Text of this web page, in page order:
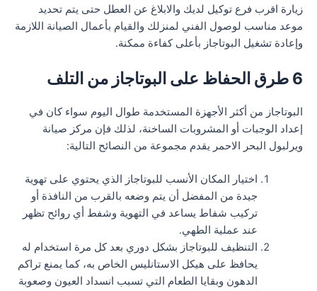
زيارة اقرب فرع توكيل لديك والابلاغ عن العطل حتى يتم تحديد
موعد مناسب لوصول الفني لمنزلك والقيام بأعمال الصيانة اللازمة
وإعادة تشغيل البوتاجاز بأعلى كفاءة ممكنة.
6 طرق الحفاظ على البوتاجاز من التلف
البوتاجاز من أكثر الأجهزة المستخدمة طوال اليوم سواء كان في
إعداد الوجبات أو المشروبات الساخنة، لذلك فإن مركز صيانة
ويرلبول البحر الاحمر يقدم مجموعة من النصائح التالية:
اختيار المكان الأنسب للبوتاجاز الذي يحتوي على تهوية
جيدة من المفضل أن يتم وضعه بالقرب من النافذة أو
تركيب شفاط يساعد في التهوية وشفط أي روائح تظهر
عند عملية الطهي.
التنظيف للبوتاجاز بشكل دوري بعد كل مرة استخدام له
يحافظ على هيكل الاستانليس الخاص به، كما يمنع تراكم
الدهون وبقايا الطعام التي تسبب انسداد العيون وصعوبة